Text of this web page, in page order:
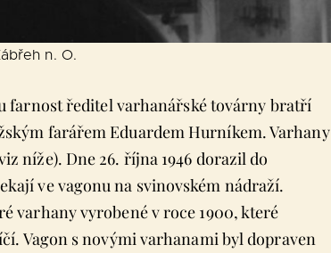
n. O.
farnost ředitel varhanářské továrny bratří
farářem Eduardem Hurníkem. Varhany
níže). Dne 26. října 1946 dorazil do
ve vagonu na svinovském nádraží.
varhany vyrobené v roce 1900, které
Vagon s novými varhanami byl dopraven